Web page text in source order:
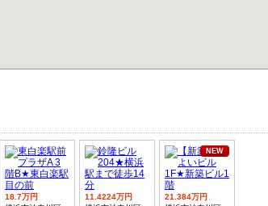
18.7万円
11.4224万円
NEW
21.384万円